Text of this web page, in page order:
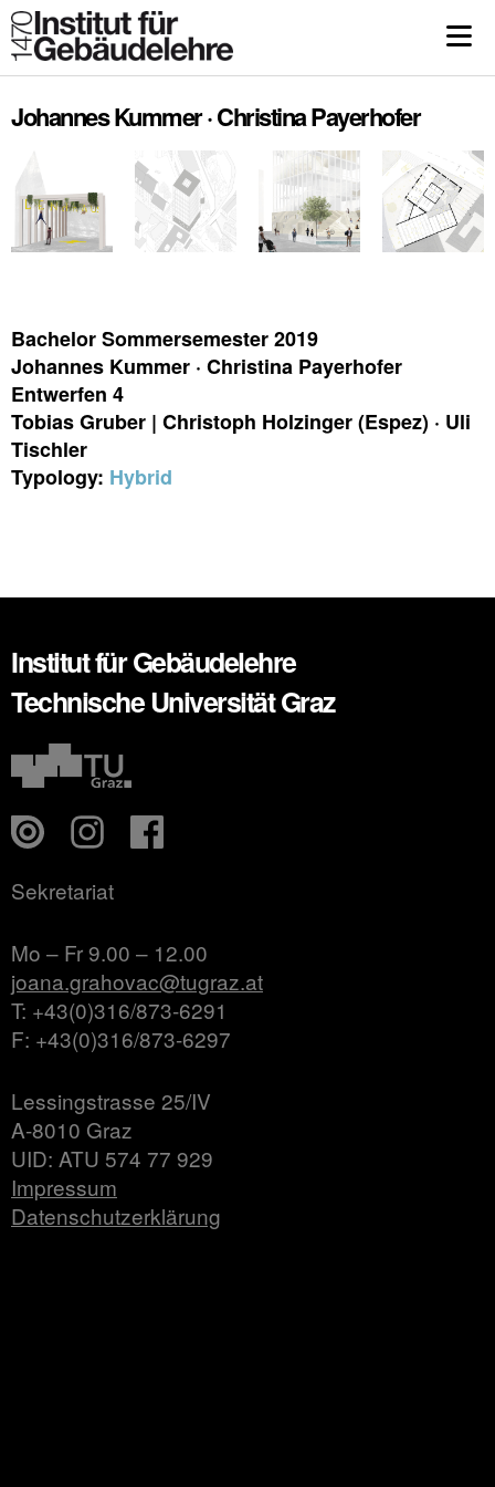
Johannes Kummer · Christina Payerhofer
Bachelor Sommersemester 2019
Johannes Kummer · Christina Payerhofer
Entwerfen 4
Tobias Gruber | Christoph Holzinger (Espez) · Uli
Tischler
Typology: Hybrid
Institut für Gebäudelehre
Technische Universität Graz
Sekretariat
Mo – Fr 9.00 – 12.00
joana.grahovac@tugraz.at
T: +43(0)316/873-6291
F: +43(0)316/873-6297
Lessingstrasse 25/IV
A-8010 Graz
UID: ATU 574 77 929
Impressum
Datenschutzerklärung